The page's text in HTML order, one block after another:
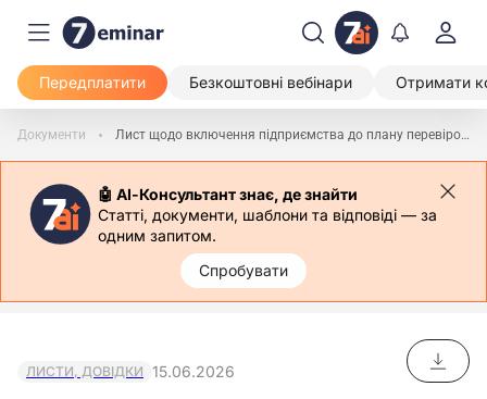
Передплатити Безкоштовні вебінари Отримати
Документи Лист щодо включення підприємства до плану перевірок стану організації та ведення військового обліку
🤖 АІ-Консультант знає, де знайти
Статті, документи, шаблони та відповіді — за
одним запитом.
Спробувати
ЛИСТИ, ДОВІДКИ 15.06.2026